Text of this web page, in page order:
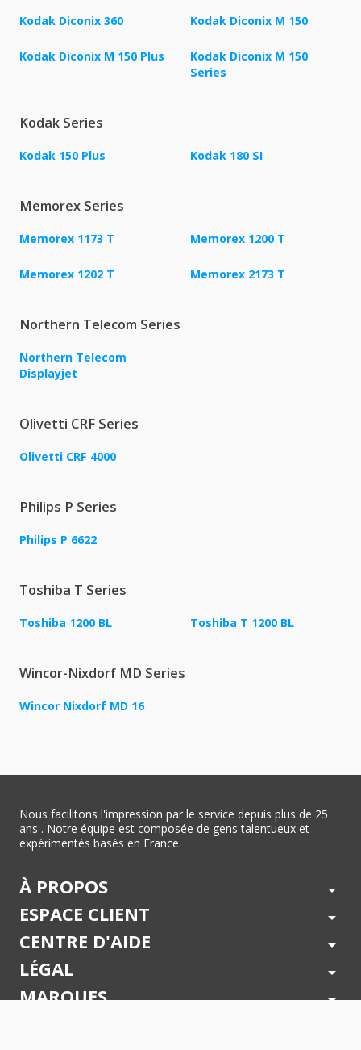
Kodak Diconix 360 Kodak Diconix M 150
Kodak Diconix M 150 Plus
Kodak Diconix M 150
Series
Kodak Series
Kodak 150 Plus Kodak 180 SI
Memorex Series
Memorex 1173 T Memorex 1200 T
Memorex 1202 T Memorex 2173 T
Northern Telecom Series
Northern Telecom
Displayjet
Olivetti CRF Series
Olivetti CRF 4000
Philips P Series
Philips P 6622
Toshiba T Series
Toshiba 1200 BL Toshiba T 1200 BL
Wincor-Nixdorf MD Series
Wincor Nixdorf MD 16
Nous facilitons l'impression par le service depuis plus de 25
ans . Notre équipe est composée de gens talentueux et
expérimentés basés en France.
À PROPOS arrow_drop_down
ESPACE CLIENT arrow_drop_down
CENTRE D'AIDE arrow_drop_down
LÉGAL arrow_drop_down
MARQUES arrow_drop_down